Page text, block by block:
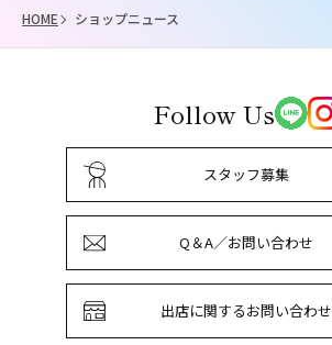
HOME ショップニュース
Follow Us
スタッフ募集
Q＆A／お問い合わせ
出店に関するお問い合わせ